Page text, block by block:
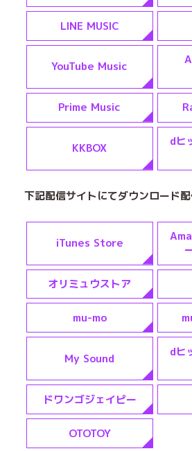
LINE MUSIC
YouTube Music
Prime Music
KKBOX
dヒ
下記配信サイトにてダウンロード配
iTunes Store
オリミュウストア
mu-mo
My Sound
dヒ
ドワンゴジェイピー
OTOTOY